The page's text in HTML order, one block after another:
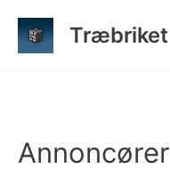
Træbriket
Annoncører